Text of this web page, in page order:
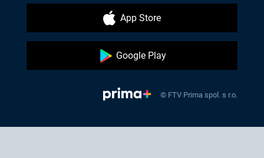
App Store
Google Play
© FTV Prima spol. s r.o.